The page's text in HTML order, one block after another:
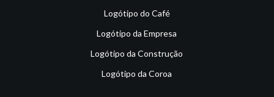
Logótipo do Café
Logótipo da Empresa
Logótipo da Construção
Logótipo da Coroa